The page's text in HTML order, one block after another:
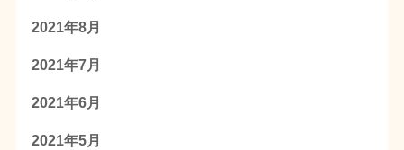
2021年8月
2021年7月
2021年6月
2021年5月